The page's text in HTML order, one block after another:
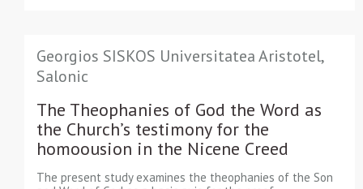
Georgios SISKOS Universitatea Aristotel,
Salonic
The Theophanies of God the Word as
the Church’s testimony for the
homoousion in the Nicene Creed
The present study examines the theophanies of the Son